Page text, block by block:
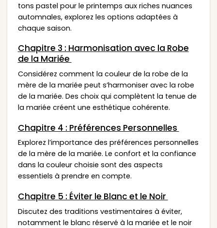
tons pastel pour le printemps aux riches nuances
automnales, explorez les options adaptées à
chaque saison.
Chapitre 3 : Harmonisation avec la Robe
de la Mariée
Considérez comment la couleur de la robe de la
mère de la mariée peut s’harmoniser avec la robe
de la mariée. Des choix qui complètent la tenue de
la mariée créent une esthétique cohérente.
Chapitre 4 : Préférences Personnelles
Explorez l’importance des préférences personnelles
de la mère de la mariée. Le confort et la confiance
dans la couleur choisie sont des aspects
essentiels à prendre en compte.
Chapitre 5 : Éviter le Blanc et le Noir
Discutez des traditions vestimentaires à éviter,
notamment le blanc réservé à la mariée et le noir